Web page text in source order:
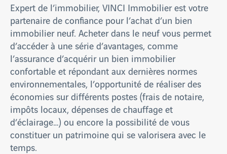
Expert de l’immobilier, VINCI Immobilier est votre
partenaire de confiance pour l’achat d’un bien
immobilier neuf. Acheter dans le neuf vous permet
d’accéder à une série d’avantages, comme
l’assurance d’acquérir un bien immobilier
confortable et répondant aux dernières normes
environnementales, l’opportunité de réaliser des
économies sur différents postes (frais de notaire,
impôts locaux, dépenses de chauffage et
d’éclairage…) ou encore la possibilité de vous
constituer un patrimoine qui se valorisera avec le
temps.